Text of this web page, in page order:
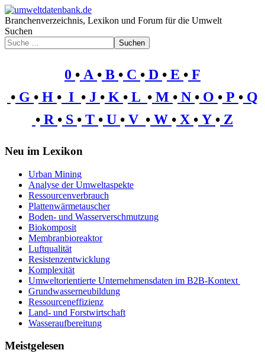
Branchenverzeichnis, Lexikon und Forum für die Umwelt
Suchen
Suchen
0 • A • B • C • D • E • F
• G • H • I • J • K • L • M • N • O • P • Q
• R • S • T • U • V • W • X • Y • Z
Neu im Lexikon
Urban Mining
Analyse der Umweltaspekte
Ressourcenverbrauch
Plattenwärmetauscher
Boden- und Wasserverschmutzung
Biokomposit
Membranbioreaktor
Luftqualität
Resistenzentwicklung
Komplexität
Umweltorientierte Unternehmensdaten im B2B-Kontext
Grundwasserneubildung
Ressourceneffizienz
Land- und Forstwirtschaft
Wasseraufbereitung
Meistgelesen